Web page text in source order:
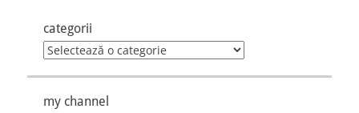
categorii
categorii
my channel